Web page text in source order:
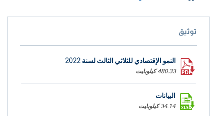
توثيق
النمو الإقتصادي للثلاثي الثالث لسنة 2022
480.33 كيلوبايت
البيانات
34.14 كيلوبايت